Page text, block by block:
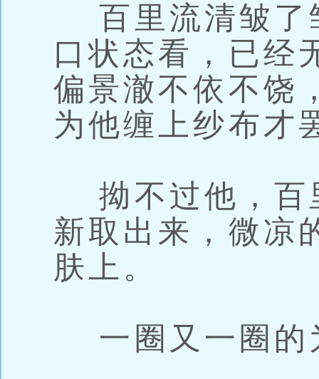
百里流清皱了
口状态看，已经
偏景澈不依不饶
为他缠上纱布才
拗不过他，百
新取出来，微凉
肤上。
一圈又一圈的